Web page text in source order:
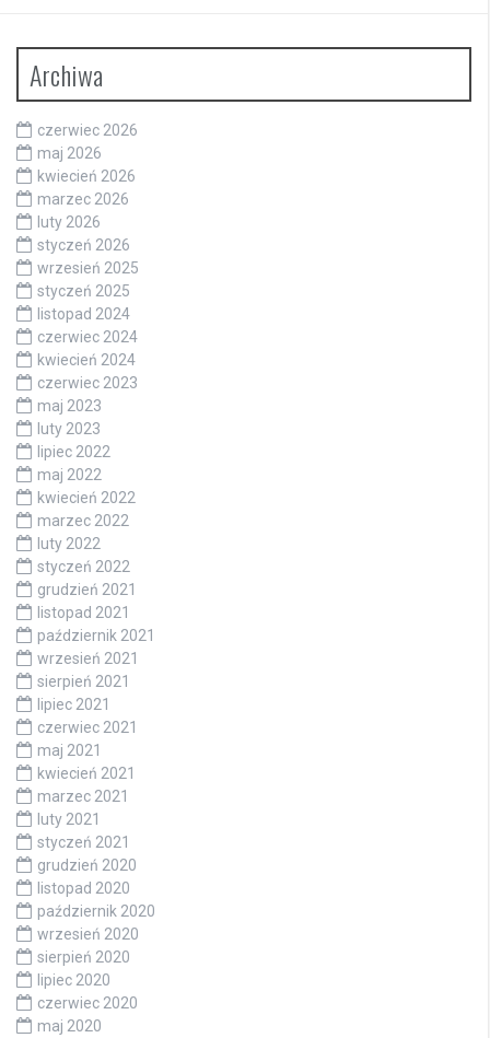
Archiwa
czerwiec 2026
maj 2026
kwiecień 2026
marzec 2026
luty 2026
styczeń 2026
wrzesień 2025
styczeń 2025
listopad 2024
czerwiec 2024
kwiecień 2024
czerwiec 2023
maj 2023
luty 2023
lipiec 2022
maj 2022
kwiecień 2022
marzec 2022
luty 2022
styczeń 2022
grudzień 2021
listopad 2021
październik 2021
wrzesień 2021
sierpień 2021
lipiec 2021
czerwiec 2021
maj 2021
kwiecień 2021
marzec 2021
luty 2021
styczeń 2021
grudzień 2020
listopad 2020
październik 2020
wrzesień 2020
sierpień 2020
lipiec 2020
czerwiec 2020
maj 2020